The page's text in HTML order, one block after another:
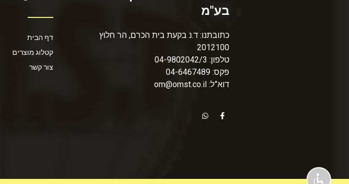
בע"מ
כתובתנו: ד.נ בקעת בית הכרם, הר חלוץ
2012100
טלפון: 04-9802042/3
פקס: 04-6467489
דוא”ל: om@omst.co.il
דף הבית
קטלוג מוצרים
צור קשר